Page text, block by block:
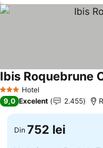
3 SteleHotel
Ibis Roquebrune
9,0 Excelent 2.455
Din 752 lei